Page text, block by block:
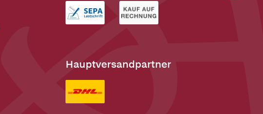
Hauptversandpartner